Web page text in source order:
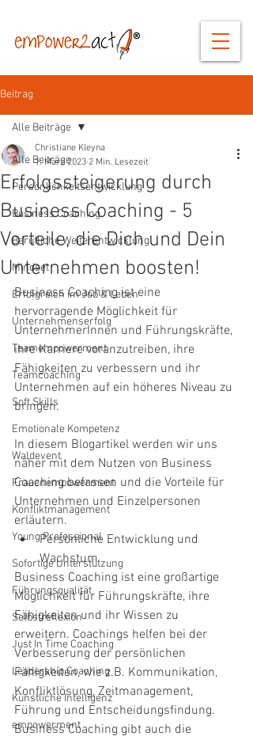
Beitrag
Alle Beiträge
Persönlichkeitsentwicklung
Business Coaching
Berufliche Weiterentwicklung
Mindset
Erfolgreich im Job & Leben
Unternehmenserfolg
Teamempowerment
Teamcoaching
Soft Skills
Emotionale Kompetenz
Waldevent
Frauenempowerment
Konfliktmanagement
Young Professional
Sofortige Unterstützung
Führungsqualität
Selbstreflexion
Just In Time Coaching
Leadership Coaching
Künstliche Intelligenz
empowerment
Alle Beiträge
Erfolgssteigerung durch
Business Coaching - 5
Vorteile, die Dich und Dein
Unternehmen boosten!
Christiane Kleyna
1. März 2023 2 Min. Lesezeit
Business Coaching ist eine
hervorragende Möglichkeit für
UnternehmerInnen und Führungskräfte,
ihre Karriere voranzutreiben, ihre
Fähigkeiten zu verbessern und ihr
Unternehmen auf ein höheres Niveau zu
bringen.
In diesem Blogartikel werden wir uns
näher mit dem Nutzen von Business
Coaching befassen und die Vorteile für
Unternehmen und Einzelpersonen
erläutern.
Persönliche Entwicklung und
Wachstum
Business Coaching ist eine großartige
Möglichkeit für Führungskräfte, ihre
Fähigkeiten und ihr Wissen zu
erweitern. Coachings helfen bei der
Verbesserung der persönlichen
Fähigkeiten, wie z.B. Kommunikation,
Konfliktlösung, Zeitmanagement,
Führung und Entscheidungsfindung.
Business Coaching gibt auch die